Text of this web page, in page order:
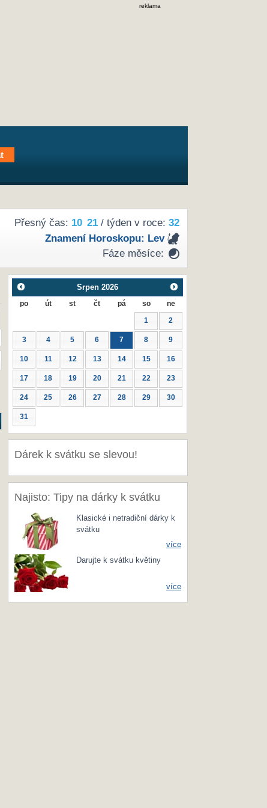
reklama
Přesný čas: 10 21/ týden v roce: 32
Znamení Horoskopu: Lev
Fáze měsíce:
Srpen 2026
po út st čt pá so ne
1 2
3 4 5 6 7 8 9
10 11 12 13 14 15 16
17 18 19 20 21 22 23
24 25 26 27 28 29 30
31
Dárek k svátku se slevou!
Najisto: Tipy na dárky k svátku
Klasické i netradiční dárky k
svátku
více
Darujte k svátku květiny
více